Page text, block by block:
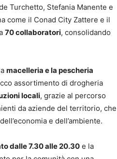
Turchetto, Stefania Manente e
come il Conad City Zattere e il
70 collaboratori, consolidando
macelleria e la pescheria
assortimento di drogheria
locali, grazie al percorso
da aziende del territorio, che
e dell’ambiente.
dalle 7.30 alle 20.30 e la